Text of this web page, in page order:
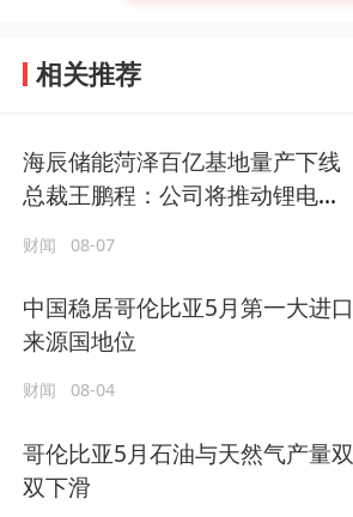
相关推荐
海辰储能菏泽百亿基地量产下线
总裁王鹏程：公司将推动锂电长
财闻 08-07
中国稳居哥伦比亚5月第一大进口
来源国地位
财闻 08-04
哥伦比亚5月石油与天然气产量双
双下滑